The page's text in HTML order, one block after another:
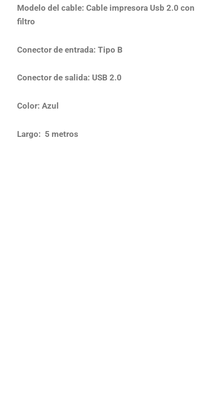
Modelo del cable: Cable impresora Usb 2.0 con
filtro
Conector de entrada: Tipo B
Conector de salida: USB 2.0
Color: Azul
Largo: 5 metros